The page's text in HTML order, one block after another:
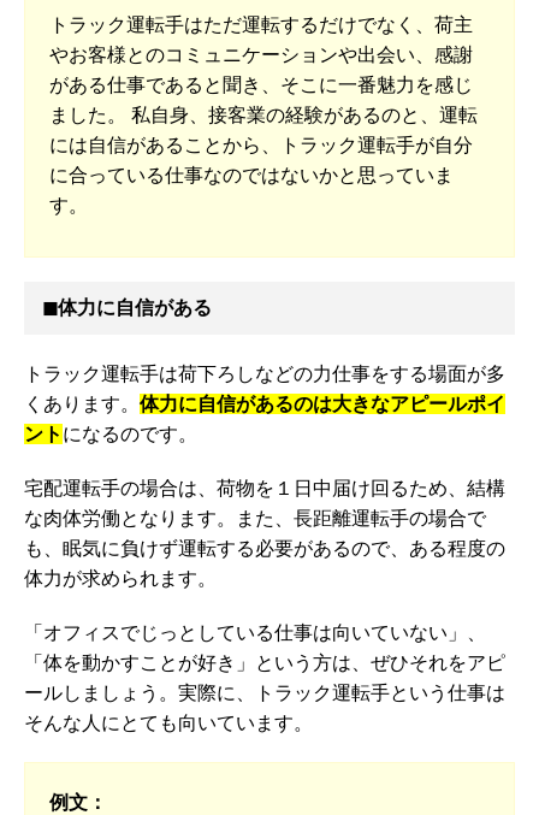
トラック運転手はただ運転するだけでなく、荷主
やお客様とのコミュニケーションや出会い、感謝
がある仕事であると聞き、そこに一番魅力を感じ
ました。 私自身、接客業の経験があるのと、運転
には自信があることから、トラック運転手が自分
に合っている仕事なのではないかと思っていま
す。
◼︎体力に自信がある
トラック運転手は荷下ろしなどの力仕事をする場面が多
くあります。 体力に自信があるのは大きなアピールポイ
ント になるのです。
宅配運転手の場合は、荷物を１日中届け回るため、結構
な肉体労働となります。また、長距離運転手の場合で
も、眠気に負けず運転する必要があるので、ある程度の
体力が求められます。
「オフィスでじっとしている仕事は向いていない」、
「体を動かすことが好き」という方は、ぜひそれをアピ
ールしましょう。実際に、トラック運転手という仕事は
そんな人にとても向いています。
例文：